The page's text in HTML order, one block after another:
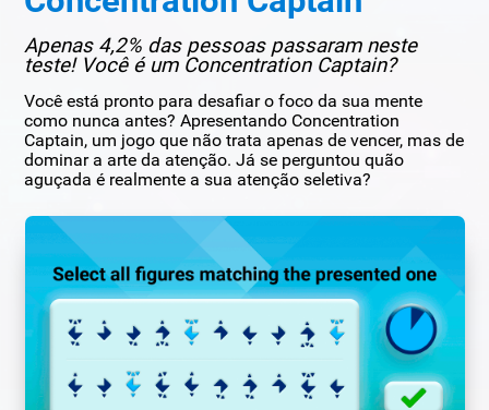
Apenas 4,2% das pessoas passaram neste
teste! Você é um Concentration Captain?
Você está pronto para desafiar o foco da sua mente
como nunca antes? Apresentando Concentration
Captain, um jogo que não trata apenas de vencer, mas de
dominar a arte da atenção. Já se perguntou quão
aguçada é realmente a sua atenção seletiva?